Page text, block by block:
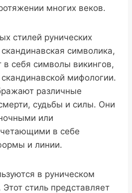
многих веков.
стилей рунических
символика,
в себя символы викингов,
мифологии.
различные
судьбы и силы. Они
или
в себе
и линии.
в руническом
Этот стиль представляет